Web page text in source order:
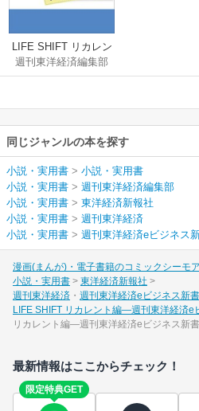
LIFE SHIFT リカレン
ト編―週刊東洋経済e
ビジネス新書No.255
週刊東洋経済編集部
同じジャンルの本を探す
小説・実用書 > 小説・実用書
小説・実用書 > 週刊東洋経済編集部
小説・実用書 > 東洋経済新報社
小説・実用書 > 週刊東洋経済
小説・実用書 > 週刊東洋経済eビジネス
漫画(まんが)・電子書籍のコミックシーモ
小説・実用書
東洋経済新報社
週刊東洋経済
週刊東洋経済eビジネス新書
LIFE SHIFT リカレント編―週刊東洋経済e
リカレント編―週刊東洋経済eビジネス新
最新情報はここからチェック！
限定特典GET